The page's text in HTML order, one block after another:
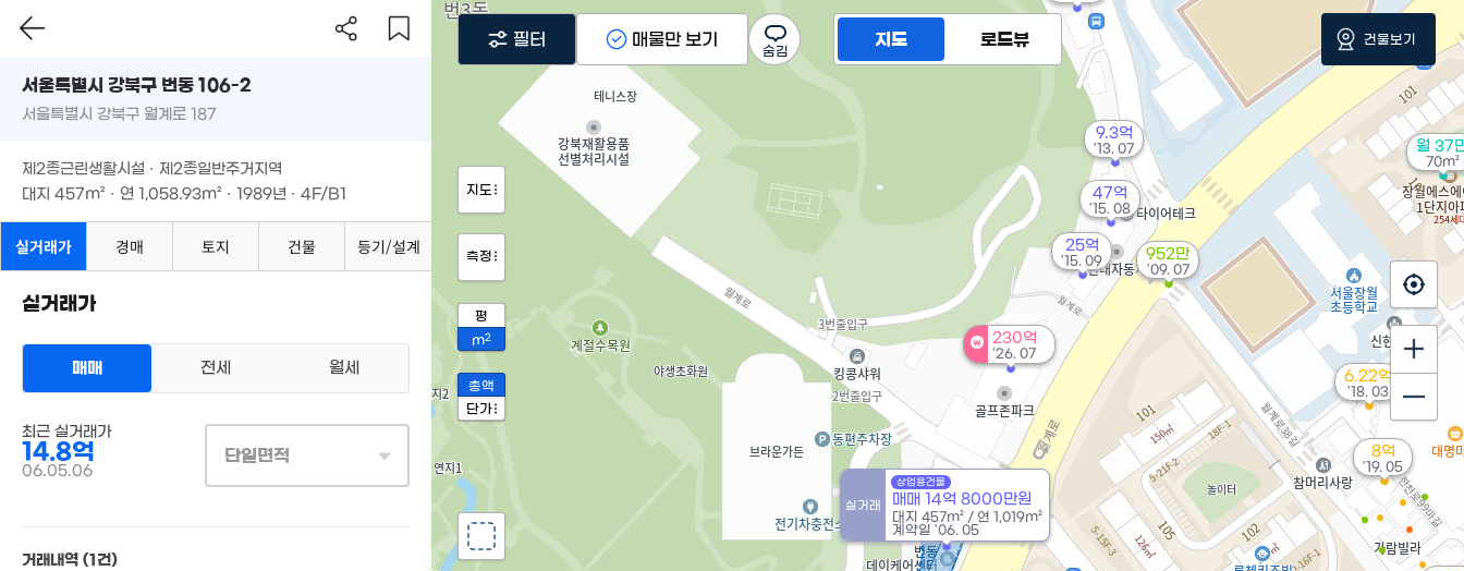
230억
'26. 07
월 37
70m²
8억
'19. 05
6.22억
'18. 03
25억
'15. 09
47억
'15. 08
9.3억
'13. 07
952만
'09. 07
실거래
상업용건물
매매 14억 8000만원
대지 457m² / 연 1,019m²
계약일 '06. 05
지도 로드뷰
지도
측정
평
m2
총액
단가
필터 매물만 보기 건물보기
서울특별시 강북구 번동 106-2
서울특별시 강북구 월계로 187
제2종근린생활시설 · 제2종일반주거지역
대지 457m² · 연 1,058.93m² · 1989년 · 4F/B1
실거래가 경매 토지 건물 등기/설계
실거래가
매매 전세 월세
최근 실거래가
14.8억
06.05.06
단일면적
거래내역 (1건)